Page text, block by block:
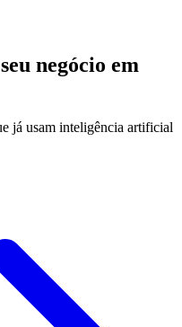
negócio em
já usam inteligência artificial